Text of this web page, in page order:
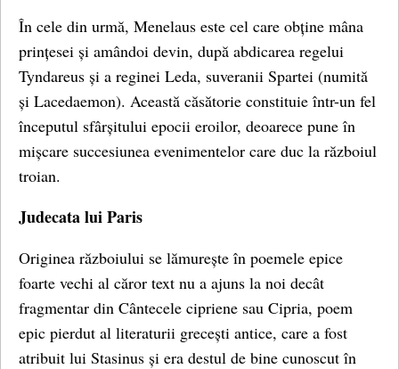
În cele din urmă, Menelaus este cel care obține mâna
prințesei și amândoi devin, după abdicarea regelui
Tyndareus și a reginei Leda, suveranii Spartei (numită
și Lacedaemon). Această căsătorie constituie într-un fel
începutul sfârșitului epocii eroilor, deoarece pune în
mișcare succesiunea evenimentelor care duc la războiul
troian.
Judecata lui Paris
Originea războiului se lămurește în poemele epice
foarte vechi al căror text nu a ajuns la noi decât
fragmentar din Cântecele cipriene sau Cipria, poem
epic pierdut al literaturii grecești antice, care a fost
atribuit lui Stasinus și era destul de bine cunoscut în